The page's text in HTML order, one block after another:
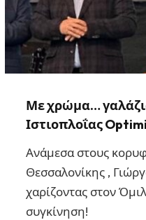
Με χρώμα…
Ιστιοπλοΐας
Ανάμεσα στους
Θεσσαλονίκης ,
χαρίζοντας στον
συγκίνηση!